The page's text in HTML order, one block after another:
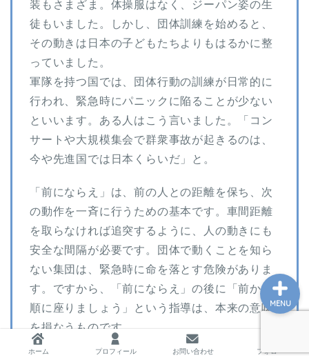
装もさまざま。体操服はなく、ジーパン姿の生
徒もいました。しかし、団体訓練を始めると、
その動きは日本の子どもたちよりもはるかに整
っていました。
軍隊を持つ国では、団体行動の訓練が日常的に
行われ、緊急時にパニックに陥ることが少ない
といいます。ある人はこう言いました。「コン
サートや大規模集会で群衆事故が起きるのは、
今や先進国では日本くらいだ」と。
「前にならえ」は、前の人との距離を保ち、次
の動作を一斉に行うための基本です。車間距離
を取らなければ追突するように、人の動きにも
安全な間隔が必要です。団体で動くことを知ら
ない集団は、緊急時に命を落とす危険がありま
す。ですから、「前にならえ」の後に「前から
順に座りましょう」という指導は、本来の意味
を損なうものです。
ホーム プロフィール お問い合わせ フォロー
MENU
ホーム
プロフィール
お問い合わせ
私の教育実践記録